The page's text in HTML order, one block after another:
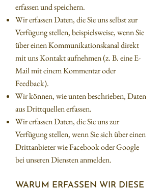
erfassen und speichern.
Wir erfassen Daten, die Sie uns selbst zur
Verfügung stellen, beispielsweise, wenn Sie
über einen Kommunikationskanal direkt
mit uns Kontakt aufnehmen (z. B. eine E-
Mail mit einem Kommentar oder
Feedback).
Wir können, wie unten beschrieben, Daten
aus Drittquellen erfassen.
Wir erfassen Daten, die Sie uns zur
Verfügung stellen, wenn Sie sich über einen
Drittanbieter wie Facebook oder Google
bei unseren Diensten anmelden.
WARUM ERFASSEN WIR DIESE